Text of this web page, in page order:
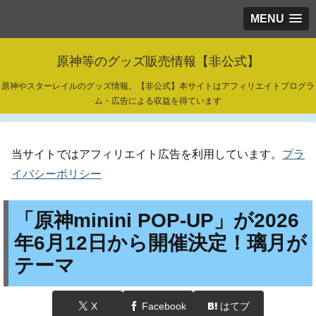
MENU
原神等のグッズ販売情報【非公式】
原神やスターレイルのグッズ情報。【非公式】本サイトはアフィリエイトプログラ
ム・広告による収益を得ています
当サイトではアフィリエイト広告を利用しています。 プラ
イバシーポリシー
「原神minini POP-UP」が2026
年6月12日から開催決定！璃月が
テーマ
X Facebook はてブ